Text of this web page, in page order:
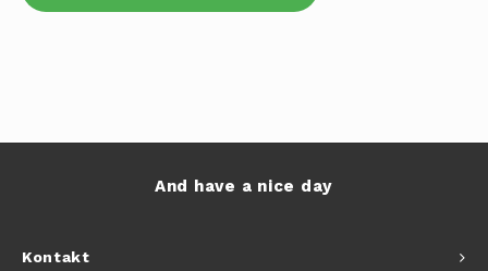
Kontakt
And have a nice day